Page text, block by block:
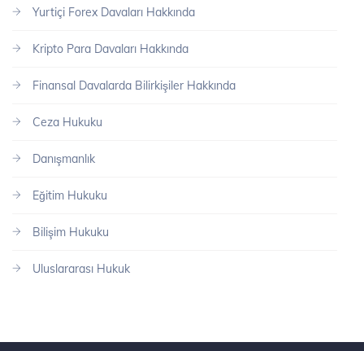
Yurtiçi Forex Davaları Hakkında
Kripto Para Davaları Hakkında
Finansal Davalarda Bilirkişiler Hakkında
Ceza Hukuku
Danışmanlık
Eğitim Hukuku
Bilişim Hukuku
Uluslararası Hukuk